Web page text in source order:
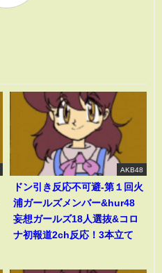
AKB48
ドン引き反応不可避-第１回火
浦ガールズメンバー&hur48
妄想ガールズ18人選抜&コロ
ナ初報道2ch反応！3本立て